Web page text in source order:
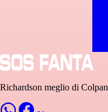
Richardson meglio di